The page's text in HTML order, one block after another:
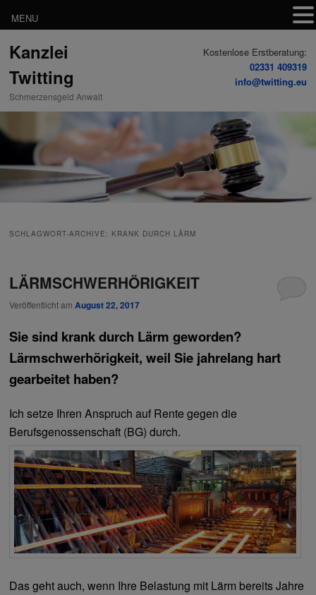
Inhalt
sekundären
wechseln
Kanzlei
Twitting
Schmerzensgeld Anwalt
Kostenlose Erstberatung:
02331 409319
info@twitting.eu
SCHLAGWORT-ARCHIVE: KRANK DURCH LÄRM
LÄRMSCHWERHÖRIGKEIT
Veröffentlicht amAugust 22, 2017
Sie sind krank durch Lärm geworden?
Lärmschwerhörigkeit, weil Sie jahrelang hart
gearbeitet haben?
Ich setze Ihren Anspruch auf Rente gegen die
Berufsgenossenschaft (BG) durch.
Das geht auch, wenn Ihre Belastung mit Lärm bereits Jahre
MENU